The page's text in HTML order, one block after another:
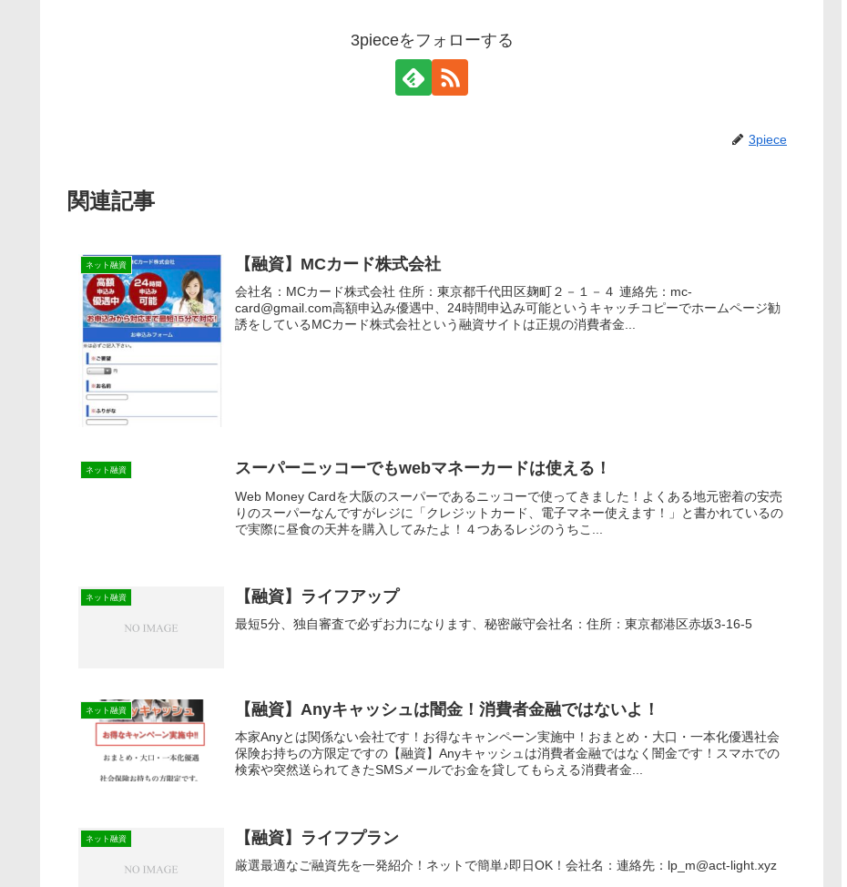
3pieceをフォローする
3piece
関連記事
ネット融資 【融資】MCカード株式会社
会社名：MCカード株式会社 住所：東京都千代田区麹町２－１－４ 連絡先：mc-
card@gmail.com高額申込み優遇中、24時間申込み可能というキャッチコピーでホームページ勧
誘をしているMCカード株式会社という融資サイトは正規の消費者金...
ネット融資 スーパーニッコーでもwebマネーカードは使える！
Web Money Cardを大阪のスーパーであるニッコーで使ってきました！よくある地元密着の安売
りのスーパーなんですがレジに「クレジットカード、電子マネー使えます！」と書かれているの
で実際に昼食の天丼を購入してみたよ！４つあるレジのうちこ...
ネット融資 【融資】ライフアップ
最短5分、独自審査で必ずお力になります、秘密厳守会社名：住所：東京都港区赤坂3-16-5
ネット融資 【融資】Anyキャッシュは闇金！消費者金融ではないよ！
本家Anyとは関係ない会社です！お得なキャンペーン実施中！おまとめ・大口・一本化優遇社会
保険お持ちの方限定ですの【融資】Anyキャッシュは消費者金融ではなく闇金です！スマホでの
検索や突然送られてきたSMSメールでお金を貸してもらえる消費者金...
ネット融資 【融資】ライフプラン
厳選最適なご融資先を一発紹介！ネットで簡単♪即日OK！会社名：連絡先：lp_m@act-light.xyz